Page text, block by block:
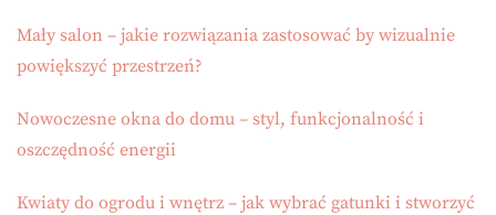
Mały salon – jakie rozwiązania zastosować by wizualnie
powiększyć przestrzeń?
Nowoczesne okna do domu – styl, funkcjonalność i
oszczędność energii
Kwiaty do ogrodu i wnętrz – jak wybrać gatunki i stworzyć